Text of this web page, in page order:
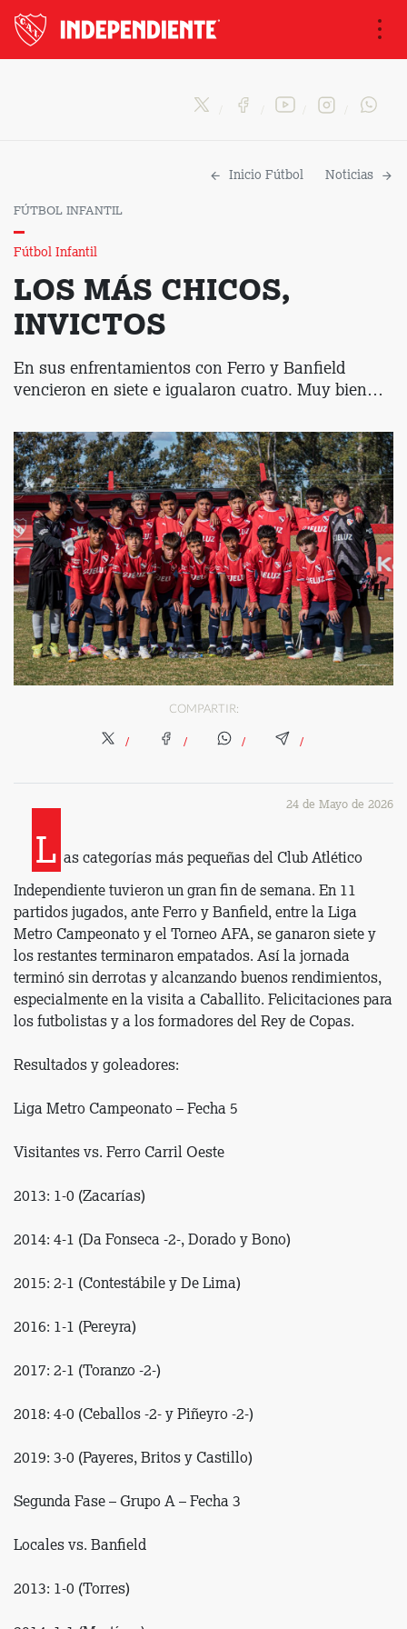
Noticias
Inicio Fútbol
FÚTBOL INFANTIL
Fútbol Infantil
LOS MÁS CHICOS,
INVICTOS
En sus enfrentamientos con Ferro y Banfield
vencieron en siete e igualaron cuatro. Muy bien…
COMPARTIR:
24 de Mayo de 2026
L as categorías más pequeñas del Club Atlético
Independiente tuvieron un gran fin de semana. En 11
partidos jugados, ante Ferro y Banfield, entre la Liga
Metro Campeonato y el Torneo AFA, se ganaron siete y
los restantes terminaron empatados. Así la jornada
terminó sin derrotas y alcanzando buenos rendimientos,
especialmente en la visita a Caballito. Felicitaciones para
los futbolistas y a los formadores del Rey de Copas.
Resultados y goleadores:
Liga Metro Campeonato – Fecha 5
Visitantes vs. Ferro Carril Oeste
2013: 1-0 (Zacarías)
2014: 4-1 (Da Fonseca -2-, Dorado y Bono)
2015: 2-1 (Contestábile y De Lima)
2016: 1-1 (Pereyra)
2017: 2-1 (Toranzo -2-)
2018: 4-0 (Ceballos -2- y Piñeyro -2-)
2019: 3-0 (Payeres, Britos y Castillo)
Segunda Fase – Grupo A – Fecha 3
Locales vs. Banfield
2013: 1-0 (Torres)